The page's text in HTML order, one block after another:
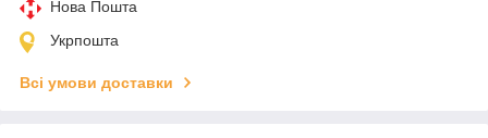
Нова Пошта
Укрпошта
Всі умови доставки